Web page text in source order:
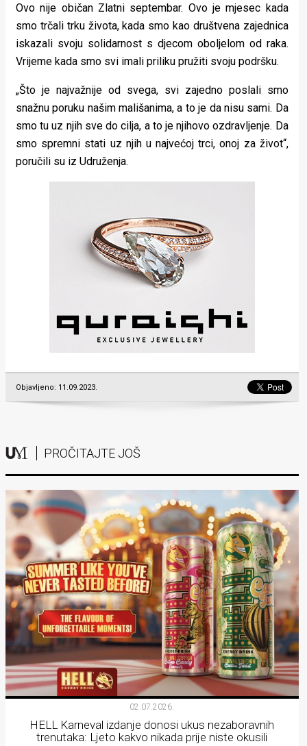
Ovo nije običan Zlatni septembar. Ovo je mjesec kada
smo trčali trku života, kada smo kao društvena zajednica
iskazali svoju solidarnost s djecom oboljelom od raka.
Vrijeme kada smo svi imali priliku pružiti svoju podršku.
„Što je najvažnije od svega, svi zajedno poslali smo
snažnu poruku našim mališanima, a to je da nisu sami. Da
smo tu uz njih sve do cilja, a to je njihovo ozdravljenje. Da
smo spremni stati uz njih u najvećoj trci, onoj za život“,
poručili su iz Udruženja.
Objavljeno: 11.09.2023.
PROČITAJTE JOŠ
02.07.2026.
HELL Karneval izdanje donosi ukus nezaboravnih
trenutaka: Ljeto kakvo nikada prije niste okusili